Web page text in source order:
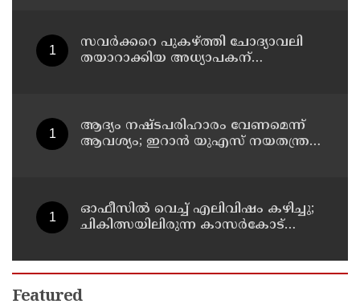
സവര്‍ക്കറെ പുകഴ്ത്തി ചോദ്യാവലി
തയാറാക്കിയ അധ്യാപകന്
ആദ്യം നഷ്ടപരിഹാരം വേണമെന്ന്
ആവശ്യം; ഇറാന്‍ യുഎസ് നയതന്ത്ര
ഓഫീസില്‍ വെച്ച് എലിവിഷം കഴിച്ചു;
ചികിത്സയിലിരുന്ന കാസര്‍കോട്
Featured